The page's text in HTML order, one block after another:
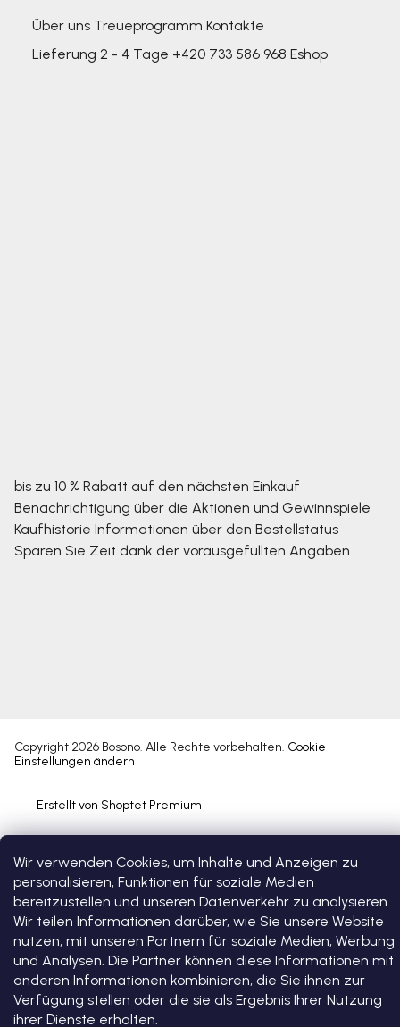
Wir verwenden Cookies, um Inhalte und Anzeigen zu
personalisieren, Funktionen für soziale Medien
bereitzustellen und unseren Datenverkehr zu analysieren.
Wir teilen Informationen darüber, wie Sie unsere Website
nutzen, mit unseren Partnern für soziale Medien, Werbung
und Analysen. Die Partner können diese Informationen mit
anderen Informationen kombinieren, die Sie ihnen zur
Verfügung stellen oder die sie als Ergebnis Ihrer Nutzung
ihrer Dienste erhalten.
Über uns Treueprogramm Kontakte
Lieferung 2 - 4 Tage +420 733 586 968 Eshop
bis zu 10 % Rabatt auf den nächsten Einkauf
Benachrichtigung über die Aktionen und Gewinnspiele
Kaufhistorie Informationen über den Bestellstatus
Sparen Sie Zeit dank der vorausgefüllten Angaben
Erstellt von Shoptet Premium
Copyright 2026 Bosono. Alle Rechte vorbehalten. Cookie-
Einstellungen ändern